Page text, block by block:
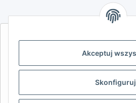
Akceptuj
Skonfiguruj
AFATEK INTERNATIONAL – WYBIERZ
DE AT CH
BE (NL)